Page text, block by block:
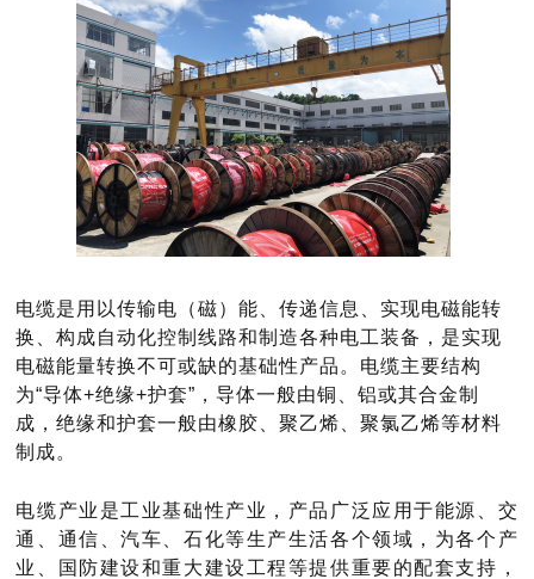
电缆是用以传输电（磁）能、传递信息、实现电磁能转
换、构成自动化控制线路和制造各种电工装备，是实现
电磁能量转换不可或缺的基础性产品。电缆主要结构
为“导体+绝缘+护套”，导体一般由铜、铝或其合金制
成，绝缘和护套一般由橡胶、聚乙烯、聚氯乙烯等材料
制成。
电缆产业是工业基础性产业，产品广泛应用于能源、交
通、通信、汽车、石化等生产生活各个领域，为各个产
业、国防建设和重大建设工程等提供重要的配套支持，